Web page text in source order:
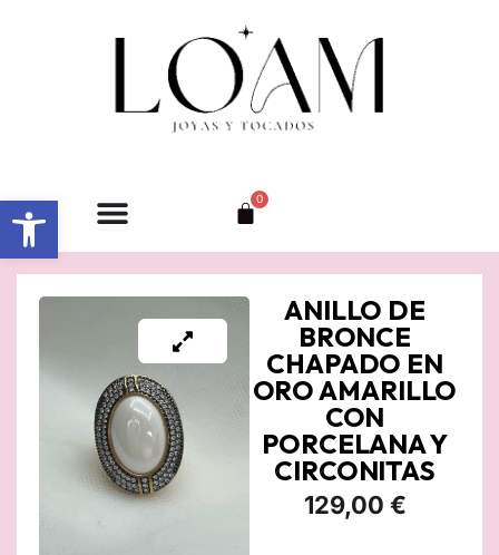
Abrir barra de herramientas 0
Carrito
ANILLO DE
BRONCE
CHAPADO EN
ORO AMARILLO
CON
PORCELANA Y
CIRCONITAS
129,00 €